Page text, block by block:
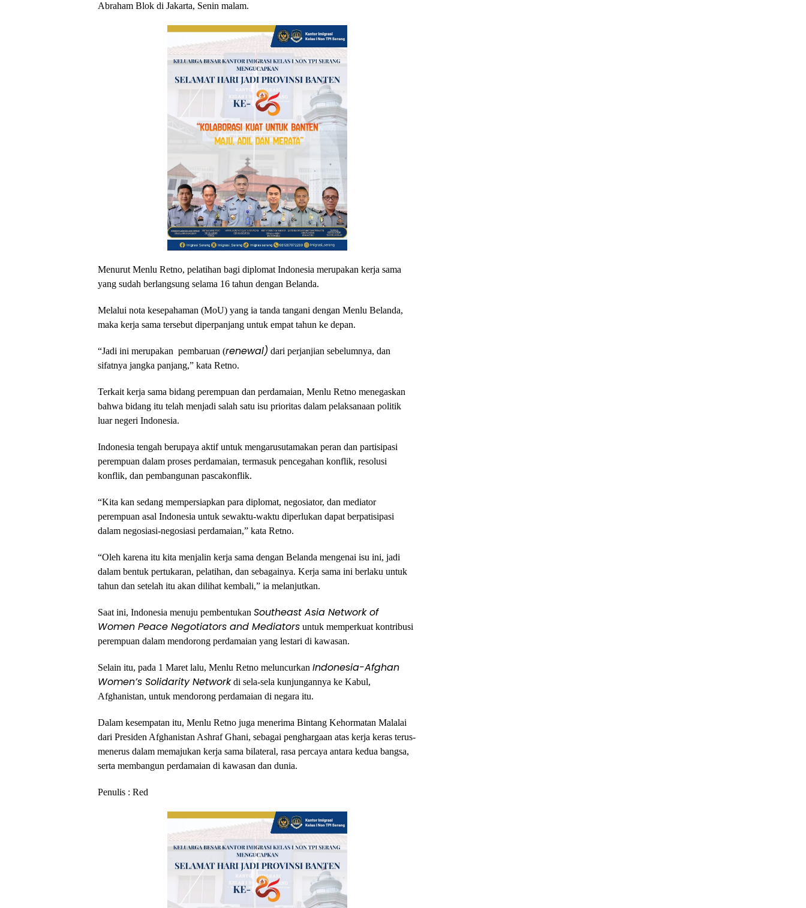
Abraham Blok di Jakarta, Senin malam.
Menurut Menlu Retno, pelatihan bagi diplomat Indonesia merupakan kerja sama
yang sudah berlangsung selama 16 tahun dengan Belanda.
Melalui nota kesepahaman (MoU) yang ia tanda tangani dengan Menlu Belanda,
maka kerja sama tersebut diperpanjang untuk empat tahun ke depan.
“Jadi ini merupakan pembaruan (renewal) dari perjanjian sebelumnya, dan
sifatnya jangka panjang,” kata Retno.
Terkait kerja sama bidang perempuan dan perdamaian, Menlu Retno menegaskan
bahwa bidang itu telah menjadi salah satu isu prioritas dalam pelaksanaan politik
luar negeri Indonesia.
Indonesia tengah berupaya aktif untuk mengarusutamakan peran dan partisipasi
perempuan dalam proses perdamaian, termasuk pencegahan konflik, resolusi
konflik, dan pembangunan pascakonflik.
“Kita kan sedang mempersiapkan para diplomat, negosiator, dan mediator
perempuan asal Indonesia untuk sewaktu-waktu diperlukan dapat berpatisipasi
dalam negosiasi-negosiasi perdamaian,” kata Retno.
“Oleh karena itu kita menjalin kerja sama dengan Belanda mengenai isu ini, jadi
dalam bentuk pertukaran, pelatihan, dan sebagainya. Kerja sama ini berlaku untuk
tahun dan setelah itu akan dilihat kembali,” ia melanjutkan.
Saat ini, Indonesia menuju pembentukan Southeast Asia Network of
Women Peace Negotiators and Mediators untuk memperkuat kontribusi
perempuan dalam mendorong perdamaian yang lestari di kawasan.
Selain itu, pada 1 Maret lalu, Menlu Retno meluncurkan Indonesia-Afghan
Women’s Solidarity Networkdi sela-sela kunjungannya ke Kabul,
Afghanistan, untuk mendorong perdamaian di negara itu.
Dalam kesempatan itu, Menlu Retno juga menerima Bintang Kehormatan Malalai
dari Presiden Afghanistan Ashraf Ghani, sebagai penghargaan atas kerja keras terus-
menerus dalam memajukan kerja sama bilateral, rasa percaya antara kedua bangsa,
serta membangun perdamaian di kawasan dan dunia.
Penulis : Red